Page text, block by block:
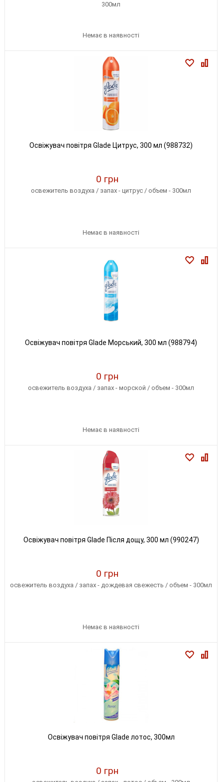
300мл
Немає в наявності
Освіжувач повітря Glade Цитрус, 300 мл (988732)
0 грн
освежитель воздуха / запах - цитрус / объем - 300мл
Немає в наявності
Освіжувач повітря Glade Морський, 300 мл (988794)
0 грн
освежитель воздуха / запах - морской / объем - 300мл
Немає в наявності
Освіжувач повітря Glade Після дощу, 300 мл (990247)
0 грн
освежитель воздуха / запах - дождевая свежесть / объем - 300мл
Немає в наявності
Освіжувач повітря Glade лотос, 300мл
0 грн